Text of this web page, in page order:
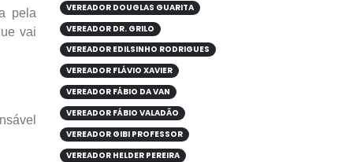
pela
vai
VEREADOR DOUGLAS GUARITA
VEREADOR DR. GRILO
VEREADOR EDILSINHO RODRIGUES
VEREADOR FLÁVIO XAVIER
VEREADOR FÁBIO DA VAN
VEREADOR FÁBIO VALADÃO
VEREADOR GIBI PROFESSOR
VEREADOR HELDER PEREIRA